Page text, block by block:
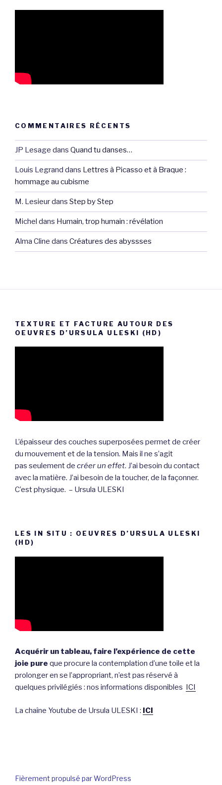
COMMENTAIRES RÉCENTS
JP Lesage dans Quand tu danses…
Louis Legrand dans Lettres à Picasso et à Braque :
hommage au cubisme
M. Lesieurdans Step by Step
Michel dans Humain, trop humain : révélation
Alma Cline dans Créatures des abyssses
TEXTURE ET FACTURE AUTOUR DES
OEUVRES D’URSULA ULESKI (HD)
L’épaisseur des couches superposées permet de créer
du mouvement et de la tension. Mais il ne s’agit
pas seulement de créer un effet. J’ai besoin du contact
avec la matière. J’ai besoin de la toucher, de la façonner.
C’est physique. – Ursula ULESKI
LES IN SITU : OEUVRES D’URSULA ULESKI
(HD)
Acquérir un tableau, faire l’expérience de cette
joie pure que procure la contemplation d’une toile et la
prolonger en se l’appropriant, n’est pas réservé à
quelques privilégiés : nos informations disponibles ICI
La chaîne Youtube de Ursula ULESKI : ICI
Fièrement propulsé par WordPress